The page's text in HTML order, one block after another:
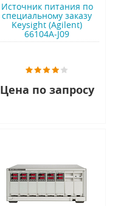
Источник питания по
специальному заказу
Keysight (Agilent)
66104A-J09
Цена по запросу